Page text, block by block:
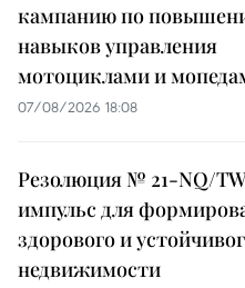
кампанию по
навыков управления
мотоциклами и
07/08/2026 18:08
Резолюция № 21-NQ/
импульс для
здорового и
недвижимости